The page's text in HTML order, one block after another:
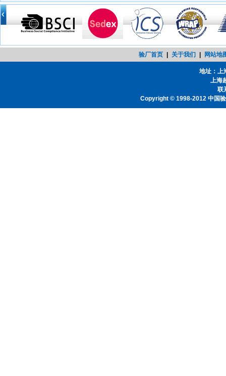
验厂首页 关于我们 网站地
地址：上
上海
联
Copyright © 1998-2012 中国